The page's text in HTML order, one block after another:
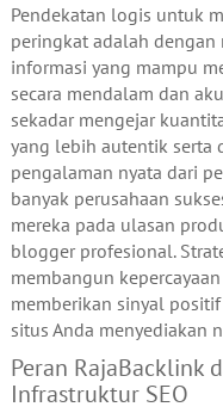
Pendekatan logis untuk
peringkat adalah
informasi yang mampu
secara mendalam dan
sekadar mengejar
yang lebih autentik serta
pengalaman nyata dari
banyak perusahaan
mereka pada ulasan
blogger profesional.
membangun
memberikan sinyal
situs Anda menyediakan
Peran RajaBacklink
Infrastruktur SEO